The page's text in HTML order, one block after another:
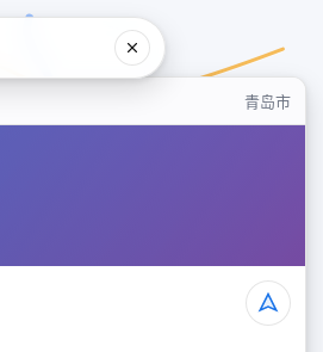
青岛市